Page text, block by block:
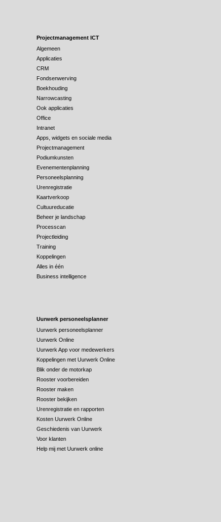
Projectmanagement ICT
Algemeen
Applicaties
CRM
Fondsenwerving
Boekhouding
Narrowcasting
Ook applicaties
Office
Intranet
Apps, widgets en sociale media
Projectmanagement
Podiumkunsten
Evenementenplanning
Personeelsplanning
Urenregistratie
Kaartverkoop
Cultuureducatie
Beheer je landschap
Processcan
Projectleiding
Training
Koppelingen
Alles in één
Business intelligence
Uurwerk personeelsplanner
Uurwerk personeelsplanner
Uurwerk Online
Uurwerk App voor medewerkers
Koppelingen met Uurwerk Online
Blik onder de motorkap
Rooster voorbereiden
Rooster maken
Rooster bekijken
Urenregistratie en rapporten
Kosten Uurwerk Online
Geschiedenis van Uurwerk
Voor klanten
Help mij met Uurwerk online